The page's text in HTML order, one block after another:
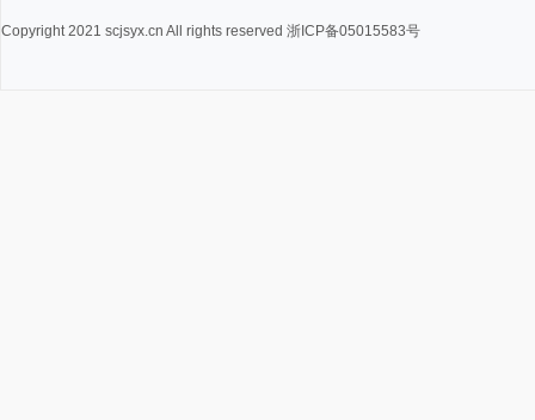
Copyright 2021 scjsyx.cn All rights reserved 浙ICP备05015583号